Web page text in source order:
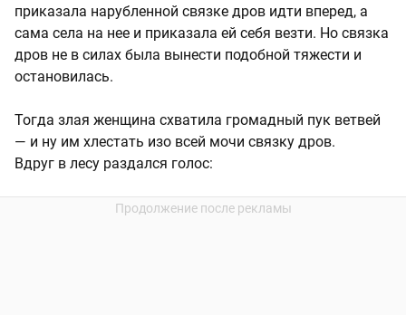
приказала нарубленной связке дров идти вперед, а
сама села на нее и приказала ей себя везти. Но связка
дров не в силах была вынести подобной тяжести и
остановилась.
Тогда злая женщина схватила громадный пук ветвей
— и ну им хлестать изо всей мочи связку дров.
Вдруг в лесу раздался голос: